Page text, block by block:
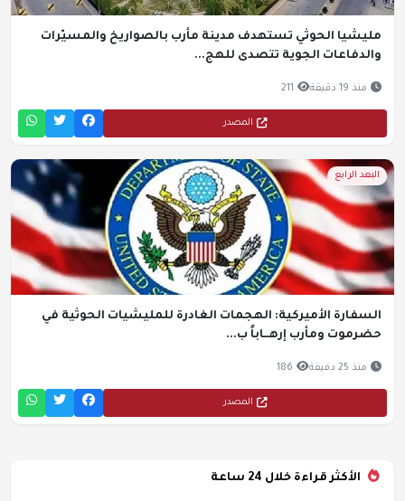
مليشيا الحوثي تستهدف مدينة مأرب بالصواريخ والمسيّرات
والدفاعات الجوية تتصدى للهج...
منذ 19 دقيقة 211
المصدر
البعد الرابع
السفارة الأميركية: الهجمات الغادرة للمليشيات الحوثية في
حضرموت ومأرب إرهــاباً ب...
منذ 25 دقيقة 186
المصدر
الأكثر قراءة خلال 24 ساعة